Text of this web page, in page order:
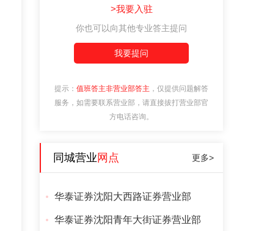
>我要入驻
你也可以向其他专业答主提问
我要提问
提示： 值班答主非营业部答主 ，仅提供问题解答
服务，如需要联系营业部，请直接拔打营业部官
方电话咨询。
同城营业 网点 更多>
华泰证券沈阳大西路证券营业部
华泰证券沈阳青年大街证券营业部